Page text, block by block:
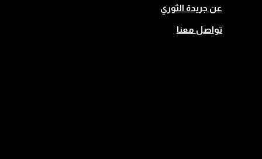
عن جريدة الثوري
تواصل معنا